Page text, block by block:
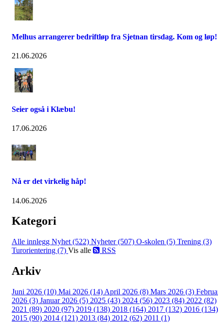
Melhus arrangerer bedriftløp fra Sjetnan tirsdag. Kom og løp!
21.06.2026
Seier også i Klæbu!
17.06.2026
Nå er det virkelig håp!
14.06.2026
Kategori
Alle innlegg Nyhet (522) Nyheter (507) O-skolen (5) Trening (3)
Turorientering (7) Vis alle RSS
Arkiv
Juni 2026 (10) Mai 2026 (14) April 2026 (8) Mars 2026 (3)
2026 (3) Januar 2026 (5) 2025 (43) 2024 (56) 2023 (84) 2022 (82)
2021 (89) 2020 (97) 2019 (138) 2018 (164) 2017 (132) 2016 (134)
2015 (90) 2014 (121) 2013 (84) 2012 (62) 2011 (1)